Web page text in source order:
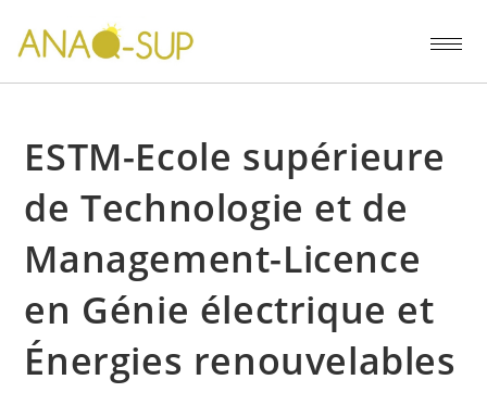
ESTM-Ecole supérieure
de Technologie et de
Management-Licence
en Génie électrique et
Énergies renouvelables